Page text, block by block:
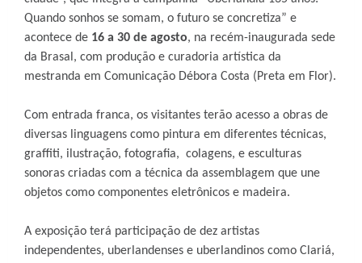
Quando sonhos se somam, o futuro se concretiza” e
acontece de 16 a 30 de agosto, na recém-inaugurada sede
da Brasal, com produção e curadoria artística da
mestranda em Comunicação Débora Costa (Preta em Flor).
Com entrada franca, os visitantes terão acesso a obras de
diversas linguagens como pintura em diferentes técnicas,
graffiti, ilustração, fotografia, colagens, e esculturas
sonoras criadas com a técnica da assemblagem que une
objetos como componentes eletrônicos e madeira.
A exposição terá participação de dez artistas
independentes, uberlandenses e uberlandinos como Clariá,